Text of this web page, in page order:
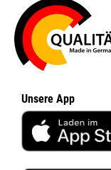
Unsere App